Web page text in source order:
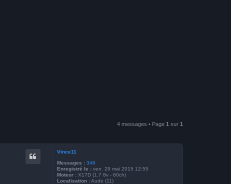
4 messages • Page 1 sur 1
Vince11
Messages : 346
Enregistré le : ven. 29 mai 2015 12:55
Moteur : X17D (1.7 8v - 60ch)
Localisation :Aude (11)